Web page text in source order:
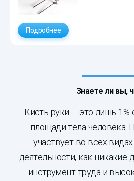
Подробнее
Знаете ли вы,
Кисть руки – это лишь 1%
площади тела человека.
участвует во всех
деятельности, как никакие
инструмент труда и